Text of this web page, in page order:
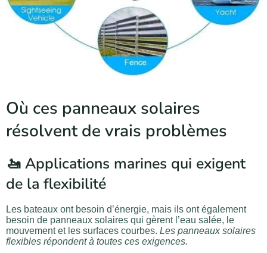
Où ces panneaux solaires
résolvent de vrais problèmes
🚤 Applications marines qui exigent
de la flexibilité
Les bateaux ont besoin d’énergie, mais ils ont également
besoin de panneaux solaires qui gèrent l’eau salée, le
mouvement et les surfaces courbes. Les panneaux solaires
flexibles répondent à toutes ces exigences.